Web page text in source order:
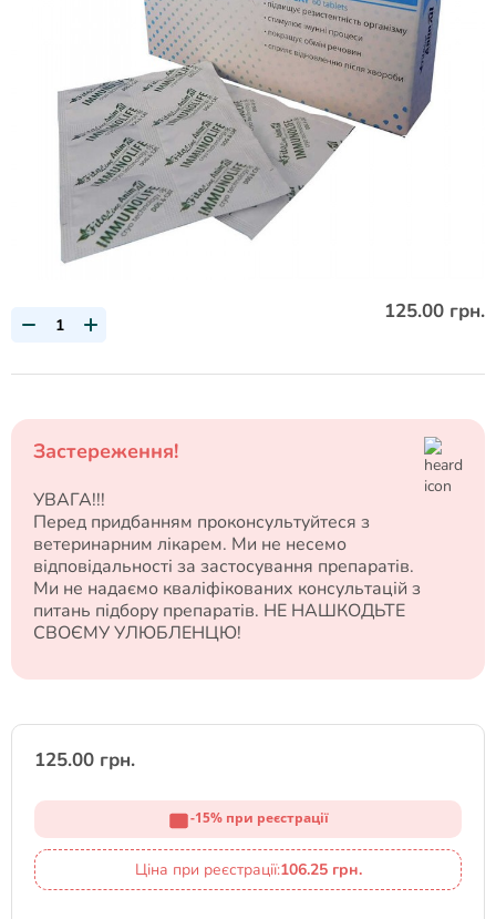
125.00 грн.
Застереження!
УВАГА!!!
Перед придбанням проконсультуйтеся з
ветеринарним лікарем. Ми не несемо
відповідальності за застосування препаратів.
Ми не надаємо кваліфікованих консультацій з
питань підбору препаратів. НЕ НАШКОДЬТЕ
СВОЄМУ УЛЮБЛЕНЦЮ!
125.00 грн.
-15% при реєстрації
Ціна при реєстрації:106.25 грн.